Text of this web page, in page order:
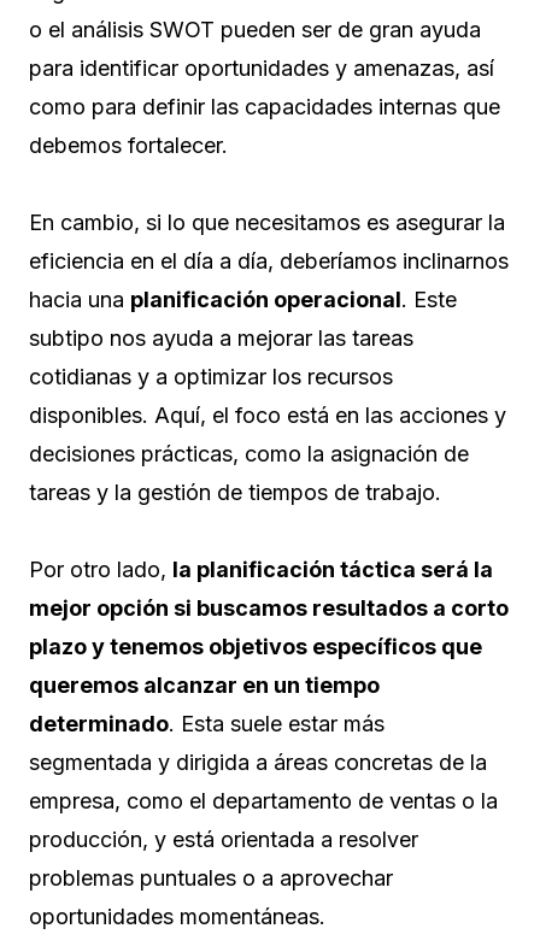
o el análisis SWOT pueden ser de gran ayuda
para identificar oportunidades y amenazas, así
como para definir las capacidades internas que
debemos fortalecer.
En cambio, si lo que necesitamos es asegurar la
eficiencia en el día a día, deberíamos inclinarnos
hacia una planificación operacional. Este
subtipo nos ayuda a mejorar las tareas
cotidianas y a optimizar los recursos
disponibles. Aquí, el foco está en las acciones y
decisiones prácticas, como la asignación de
tareas y la gestión de tiempos de trabajo.
Por otro lado, la planificación táctica será la
mejor opción si buscamos resultados a corto
plazo y tenemos objetivos específicos que
queremos alcanzar en un tiempo
determinado. Esta suele estar más
segmentada y dirigida a áreas concretas de la
empresa, como el departamento de ventas o la
producción, y está orientada a resolver
problemas puntuales o a aprovechar
oportunidades momentáneas.